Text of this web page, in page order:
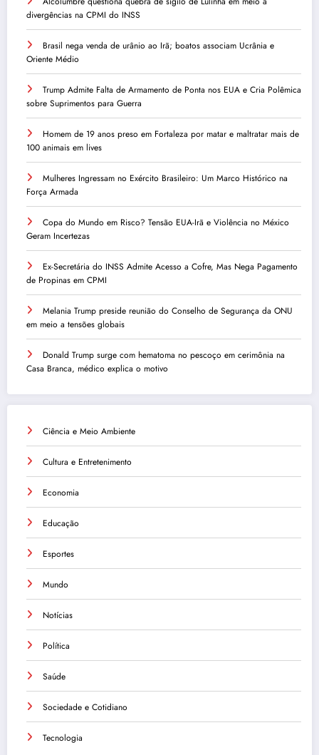
divergências na CPMI do INSS
Brasil nega venda de urânio ao Irã; boatos associam Ucrânia e
Oriente Médio
Trump Admite Falta de Armamento de Ponta nos EUA e Cria Polêmica
sobre Suprimentos para Guerra
Homem de 19 anos preso em Fortaleza por matar e maltratar mais de
100 animais em lives
Mulheres Ingressam no Exército Brasileiro: Um Marco Histórico na
Força Armada
Copa do Mundo em Risco? Tensão EUA-Irã e Violência no México
Geram Incertezas
Ex-Secretária do INSS Admite Acesso a Cofre, Mas Nega Pagamento
de Propinas em CPMI
Melania Trump preside reunião do Conselho de Segurança da ONU
em meio a tensões globais
Donald Trump surge com hematoma no pescoço em cerimônia na
Casa Branca, médico explica o motivo
Ciência e Meio Ambiente
Cultura e Entretenimento
Economia
Educação
Esportes
Mundo
Notícias
Política
Saúde
Sociedade e Cotidiano
Tecnologia